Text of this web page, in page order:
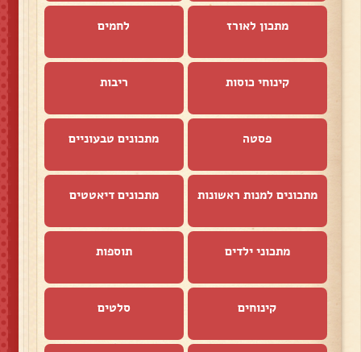
מתכון לאורז לחמים
קינוחי כוסות ריבות
פסטה מתכונים טבעוניים
מתכונים למנות ראשונות מתכונים דיאטטים
מתכוני ילדים תוספות
קינוחים סלטים